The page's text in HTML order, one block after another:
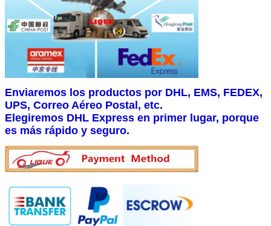
Enviaremos los productos por DHL, EMS, FEDEX,
UPS, Correo Aéreo Postal, etc.
Elegiremos DHL Express en primer lugar, porque
es más rápido y seguro.